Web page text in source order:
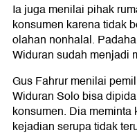
Ia juga menilai pihak
konsumen karena tidak
olahan nonhalal.
Widuran sudah menjadi
Gus Fahrur menilai
Widuran Solo bisa
konsumen. Dia
kejadian serupa tidak